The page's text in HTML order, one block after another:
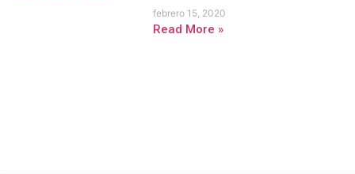
febrero 15, 2020
Read More »